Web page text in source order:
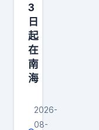
3
日
起
在
南
海
2026-
08-